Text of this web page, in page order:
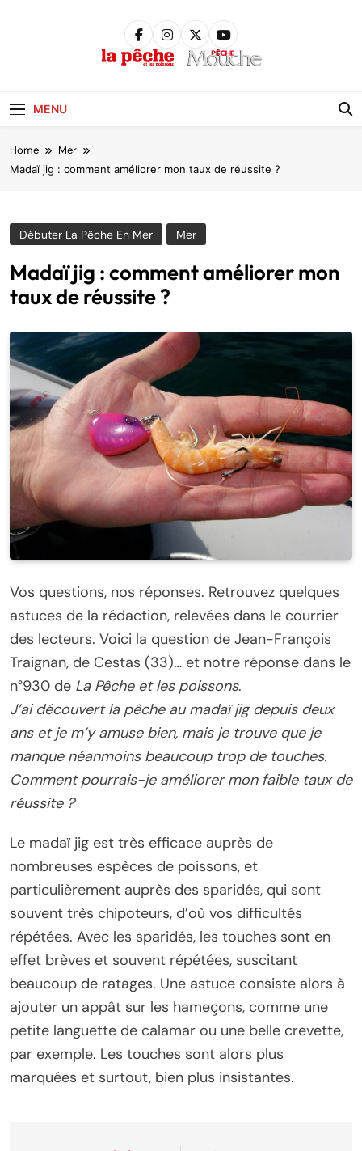
MENU
Home Mer
Madaï jig : comment améliorer mon taux de réussite ?
Débuter La Pêche En Mer Mer
Madaï jig : comment améliorer mon
taux de réussite ?
Vos questions, nos réponses. Retrouvez quelques
astuces de la rédaction, relevées dans le courrier
des lecteurs. Voici la question de Jean-François
Traignan, de Cestas (33)… et notre réponse dans le
n°930 de La Pêche et les poissons.
J’ai découvert la pêche au madaï jig depuis deux
ans et je m’y amuse bien, mais je trouve que je
manque néanmoins beaucoup trop de touches.
Comment pourrais-je améliorer mon faible taux de
réussite ?
Le madaï jig est très efficace auprès de
nombreuses espèces de poissons, et
particulièrement auprès des sparidés, qui sont
souvent très chipoteurs, d’où vos difficultés
répétées. Avec les sparidés, les touches sont en
effet brèves et souvent répétées, suscitant
beaucoup de ratages. Une astuce consiste alors à
ajouter un appât sur les hameçons, comme une
petite languette de calamar ou une belle crevette,
par exemple. Les touches sont alors plus
marquées et surtout, bien plus insistantes.